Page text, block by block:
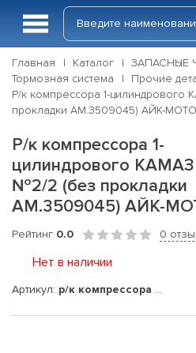
Главная Каталог
ЗАПАСНЫЕ
Тормозная система
Прочие
Р/к компрессора 1-
прокладки АМ.3509045) АЙК-МОТО
Р/к компрессора 1-
цилиндрового
№2/2 (без прокладки
АМ.3509045) АЙК-
Рейтинг 0.0 0
Нет в наличии
Артикул: р/к компрессора №2/2